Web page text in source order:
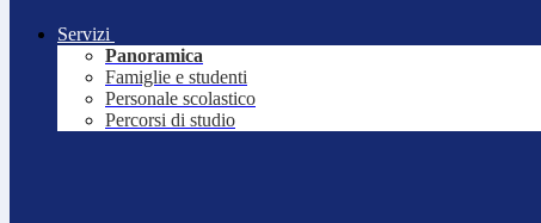
Servizi
Panoramica
Famiglie e studenti
Personale scolastico
Percorsi di studio